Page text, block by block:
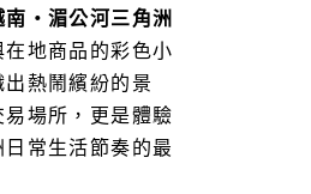
・湄公河三角洲
地商品的彩色小
熱鬧繽紛的景
場所，更是體驗
常生活節奏的最